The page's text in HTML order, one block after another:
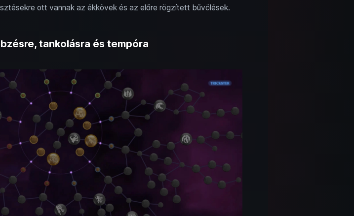
ott vannak az ékkövek és az előre rögzített bűvölések.
tankolásra és tempóra